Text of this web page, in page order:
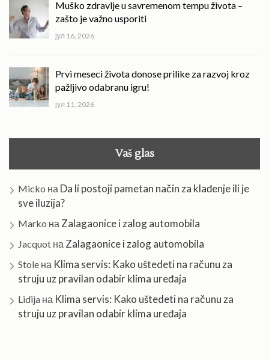
Muško zdravlje u savremenom tempu života –
zašto je važno usporiti
јул 16, 2026
Prvi meseci života donose prilike za razvoj kroz
pažljivo odabranu igru!
јул 11, 2026
Vaš glas
Micko на Da li postoji pametan način za klađenje ili je
sve iluzija?
Marko на Zalagaonice i zalog automobila
Jacquot на Zalagaonice i zalog automobila
Stole на Klima servis: Kako uštedeti na računu za
struju uz pravilan odabir klima uređaja
Lidija на Klima servis: Kako uštedeti na računu za
struju uz pravilan odabir klima uređaja